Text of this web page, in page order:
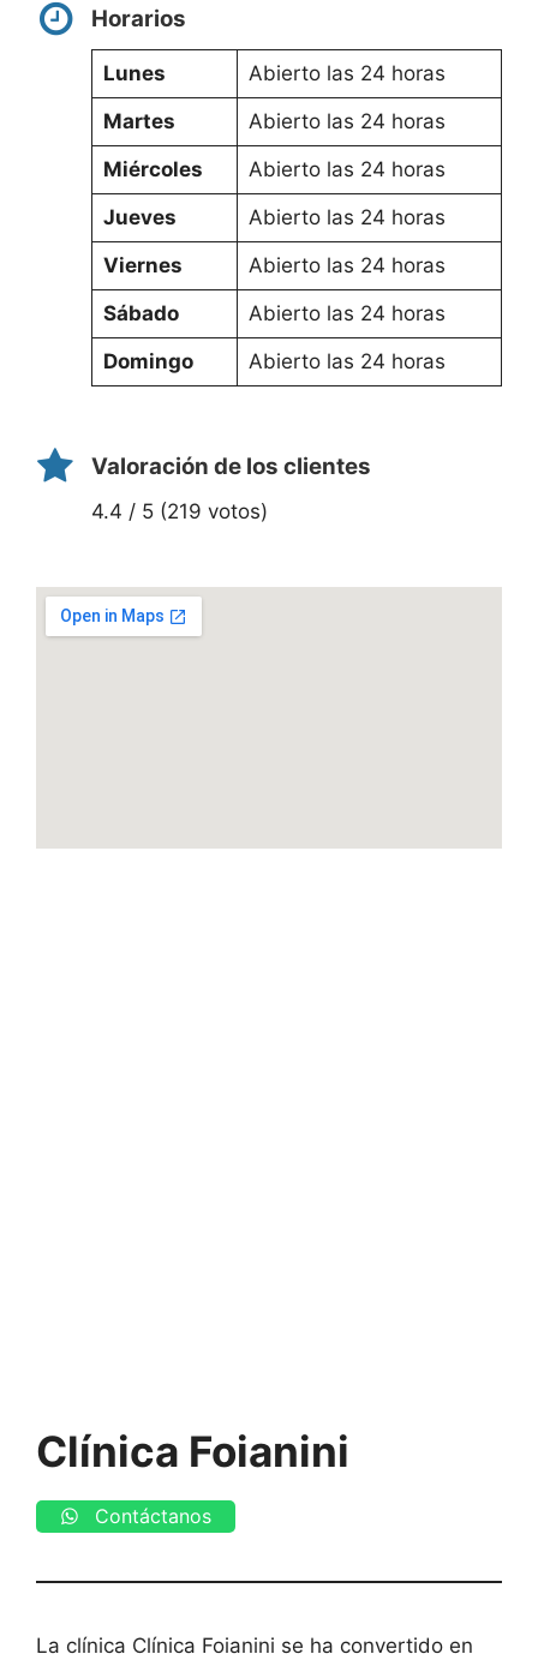
Horarios
Lunes
Abierto las 24 horas
Martes
Abierto las 24 horas
Miércoles
Abierto las 24 horas
Jueves
Abierto las 24 horas
Viernes
Abierto las 24 horas
Sábado
Abierto las 24 horas
Domingo
Abierto las 24 horas
Valoración de los clientes
4.4 / 5 (219 votos)
Clínica Foianini
Contáctanos
La clínica Clínica Foianini se ha convertido en